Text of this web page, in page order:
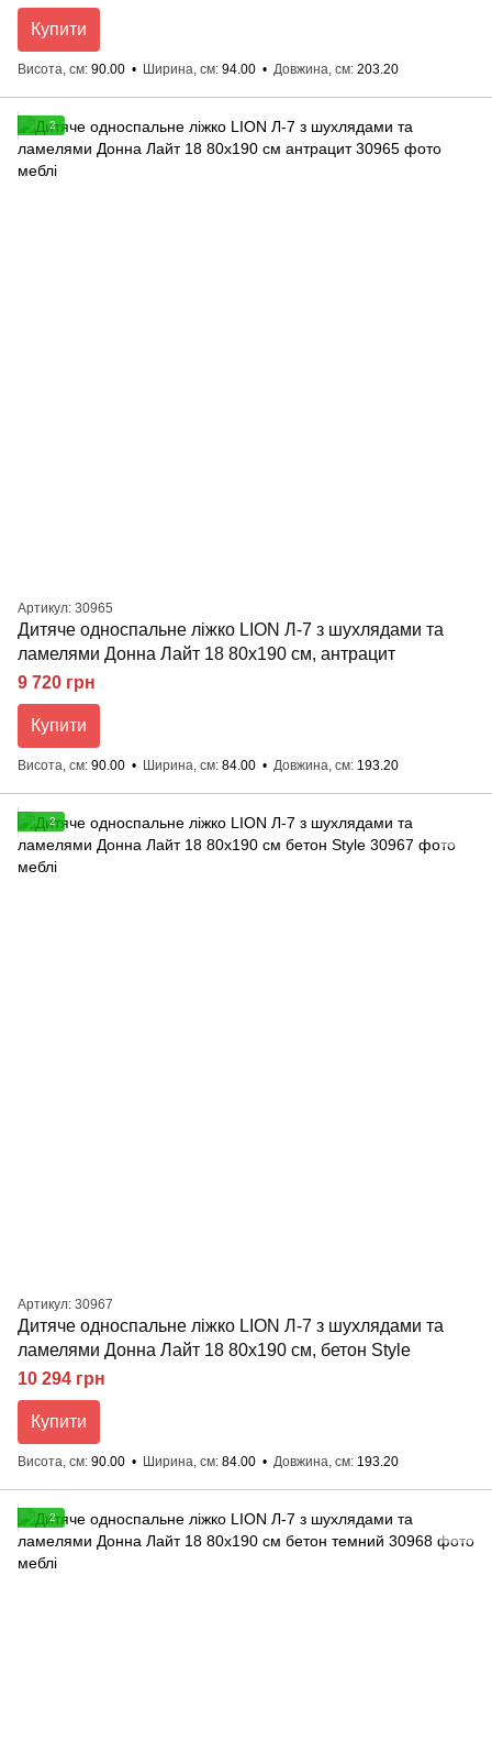
Купити
Висота, см 90.00 Ширина, см 94.00 Довжина, см 203.20
2
Артикул: 30965
Дитяче односпальне ліжко LION Л-7 з шухлядами та
ламелями Донна Лайт 18 80x190 см, антрацит
9 720 грн
Купити
Висота, см 90.00 Ширина, см 84.00 Довжина, см 193.20
2
Артикул: 30967
Дитяче односпальне ліжко LION Л-7 з шухлядами та
ламелями Донна Лайт 18 80x190 см, бетон Style
10 294 грн
Купити
Висота, см 90.00 Ширина, см 84.00 Довжина, см 193.20
2